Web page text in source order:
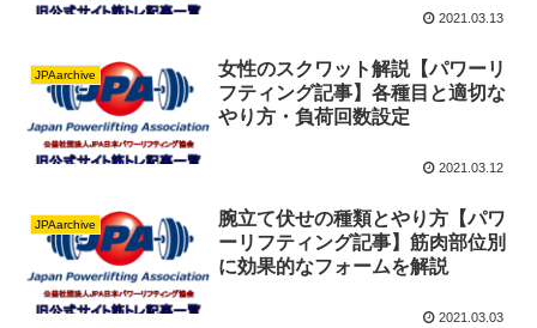
2021.03.13
JPAarchive
女性のスクワット解説【パワーリ
フティング記事】各種目と適切な
やり方・負荷回数設定
2021.03.12
JPAarchive
腕立て伏せの種類とやり方【パワ
ーリフティング記事】筋肉部位別
に効果的なフォームを解説
2021.03.03